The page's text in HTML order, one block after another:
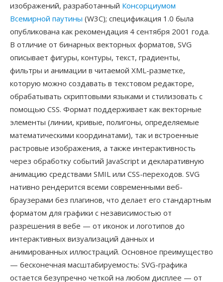
изображений, разработанный Консорциумом
Всемирной паутины (W3C); спецификация 1.0 была
опубликована как рекомендация 4 сентября 2001 года.
В отличие от бинарных векторных форматов, SVG
описывает фигуры, контуры, текст, градиенты,
фильтры и анимации в читаемой XML-разметке,
которую можно создавать в текстовом редакторе,
обрабатывать скриптовыми языками и стилизовать с
помощью CSS. Формат поддерживает как векторные
элементы (линии, кривые, полигоны, определяемые
математическими координатами), так и встроенные
растровые изображения, а также интерактивность
через обработку событий JavaScript и декларативную
анимацию средствами SMIL или CSS-переходов. SVG
нативно рендерится всеми современными веб-
браузерами без плагинов, что делает его стандартным
форматом для графики с независимостью от
разрешения в вебе — от иконок и логотипов до
интерактивных визуализаций данных и
анимированных иллюстраций. Основное преимущество
— бесконечная масштабируемость: SVG-графика
остается безупречно четкой на любом дисплее — от